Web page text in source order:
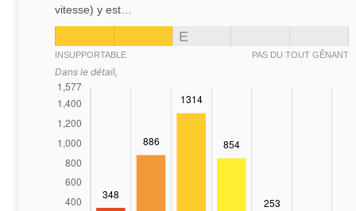
vitesse) y est…
E
INSUPPORTABLE PAS DU TOUT GÊNANT
Dans le détail,